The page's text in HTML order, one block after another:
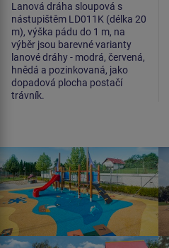
Lanová dráha sloupová s
nástupištěm LD011K (délka 20
m), výška pádu do 1 m, na
výběr jsou barevné varianty
lanové dráhy - modrá, červená,
hnědá a pozinkovaná, jako
dopadová plocha postačí
trávník.